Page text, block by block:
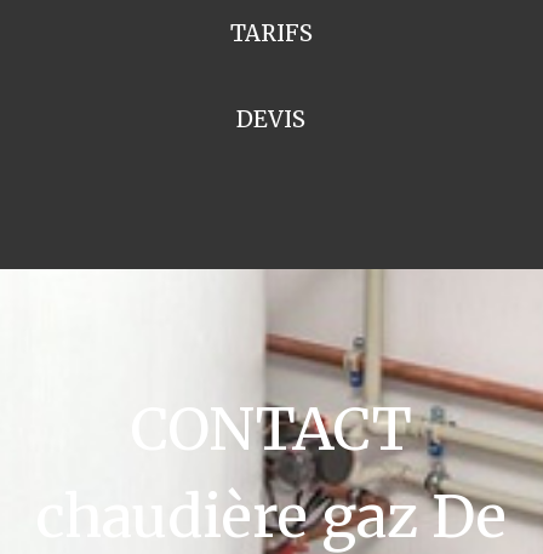
TARIFS
DEVIS
CONTACT
chaudière gaz De